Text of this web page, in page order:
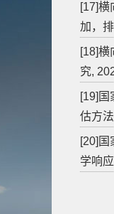
[17]横
加，
[18]横
究,
[19]国
估方
[20]
学响